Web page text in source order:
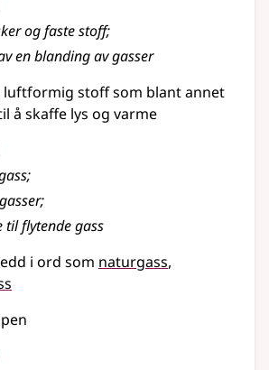
og faste stoff;
en blanding avgasser
stoff som blant annet
å skaffe lys og varme
;
;
til flytende gass
i ord som naturgass